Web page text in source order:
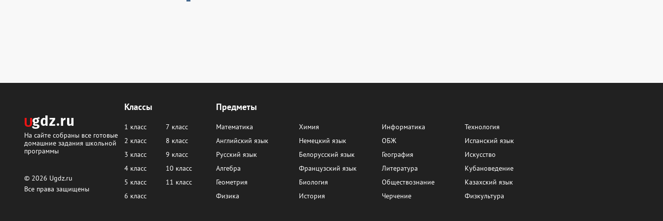
Классы
1 класс
2 класс
3 класс
4 класс
5 класс
6 класс
7 класс
8 класс
9 класс
10 класс
11 класс
Предметы
Математика
Английский язык
Русский язык
Алгебра
Геометрия
Физика
Химия
Немецкий язык
Белорусский язык
Французский язык
Биология
История
Информатика
ОБЖ
География
Литература
Обществознание
Черчение
Технология
Испанский язык
Искусство
Кубановедение
Казахский язык
Физкультура
На сайте собраны все готовые
домашние задания школьной
программы
© 2026 Ugdz.ru
Все права защищены